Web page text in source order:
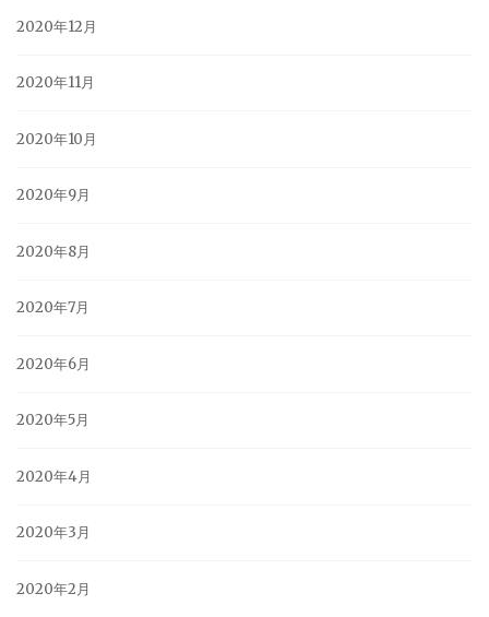
2020年12月
2020年11月
2020年10月
2020年9月
2020年8月
2020年7月
2020年6月
2020年5月
2020年4月
2020年3月
2020年2月